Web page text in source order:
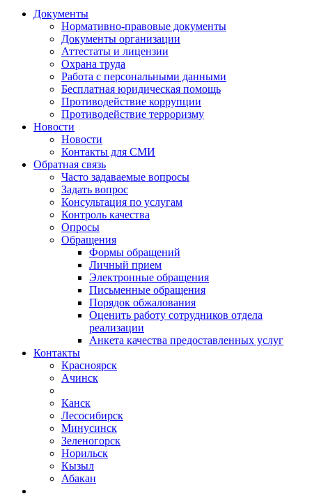
Документы
Нормативно-правовые документы
Документы организации
Аттестаты и лицензии
Охрана труда
Работа с персональными данными
Бесплатная юридическая помощь
Противодействие коррупции
Противодействие терроризму
Новости
Новости
Контакты для СМИ
Обратная связь
Часто задаваемые вопросы
Задать вопрос
Консультация по услугам
Контроль качества
Опросы
Обращения
Формы обращений
Личный прием
Электронные обращения
Письменные обращения
Порядок обжалования
Оценить работу сотрудников отдела
реализации
Анкета качества предоставленных услуг
Контакты
Красноярск
Ачинск
Канск
Лесосибирск
Минусинск
Зеленогорск
Норильск
Кызыл
Абакан